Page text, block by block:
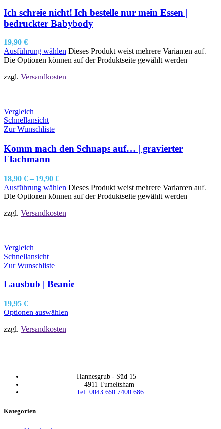
Ich schreie nicht! Ich bestelle nur mein Essen |
bedruckter Babybody
19,90 €
Ausführung wählen Dieses Produkt weist mehrere Varianten auf.
Die Optionen können auf der Produktseite gewählt werden
zzgl. Versandkosten
Vergleich
Schnellansicht
Zur Wunschliste
Komm mach den Schnaps auf… | gravierter
Flachmann
18,90 € – 19,90 €
Ausführung wählen Dieses Produkt weist mehrere Varianten auf.
Die Optionen können auf der Produktseite gewählt werden
zzgl. Versandkosten
Vergleich
Schnellansicht
Zur Wunschliste
Lausbub | Beanie
19,95 €
Optionen auswählen
zzgl. Versandkosten
Hannesgrub - Süd 15
4911 Tumeltsham
Tel: 0043 650 7400 686
Kategorien